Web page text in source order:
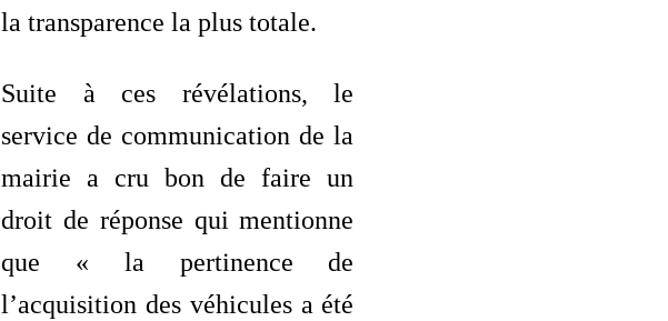
la transparence la plus totale.
Suite à ces révélations, le
service de communication de la
mairie a cru bon de faire un
droit de réponse qui mentionne
que « la pertinence de
l’acquisition des véhicules a été